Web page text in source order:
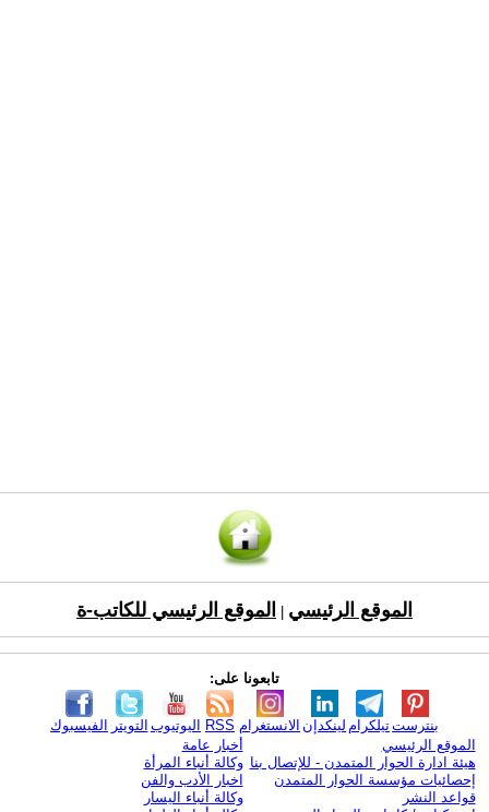
الموقع الرئيسي الموقع الرئيسي للكاتب-ة
تابعونا على:
الفيسبوك التويتر اليوتيوب RSS الانستغرام لينكدإن تيلكرامبنترست
الموقع الرئيسي
هيئة ادارة الحوار المتمدن - للإتصال بنا
إحصائيات مؤسسة الحوار المتمدن
قواعد النشر
أخبار عامة
وكالة أنباء المرأة
اخبار الأدب والفن
وكالة أنباء اليسار